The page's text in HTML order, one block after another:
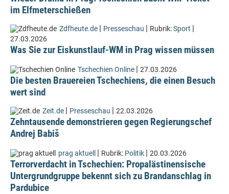
im Elfmeterschießen
Zdfheute.de | Presseschau | Rubrik:Sport |
27.03.2026
Was Sie zur Eiskunstlauf-WM in Prag wissen müssen
Tschechien Online | 27.03.2026
Die besten Brauereien Tschechiens, die einen Besuch
wert sind
Zeit.de | Presseschau | 22.03.2026
Zehntausende demonstrieren gegen Regierungschef
Andrej Babiš
prag aktuell | Rubrik: Politik | 20.03.2026
Terrorverdacht in Tschechien: Propalästinensische
Untergrundgruppe bekennt sich zu Brandanschlag in
Pardubice